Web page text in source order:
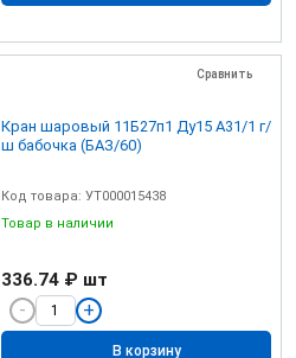
Сравнить
Кран шаровый 11Б27п1 Ду15 А31/1 г/
ш бабочка (БАЗ/60)
Код товара: УТ000015438
Товар в наличии
336.74 ₽ шт
В корзину